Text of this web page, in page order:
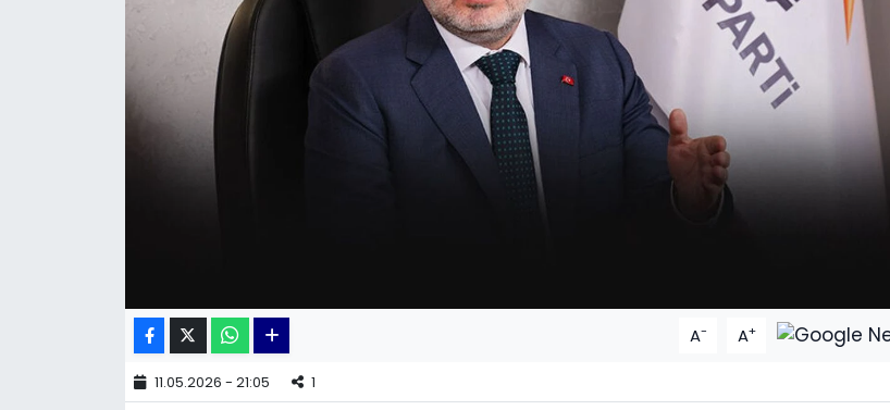
A- A+
11.05.2026 - 21:05 1
TEKNOLOJİ
YEREL YÖNETİMLER